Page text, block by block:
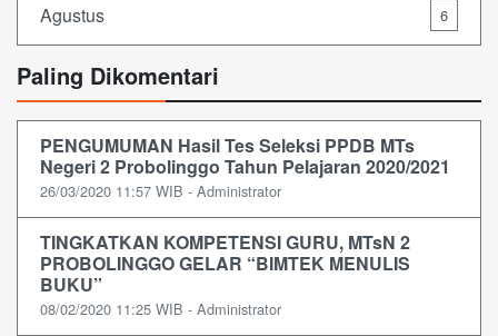
Agustus 6
Paling Dikomentari
PENGUMUMAN Hasil Tes Seleksi PPDB MTs
Negeri 2 Probolinggo Tahun Pelajaran 2020/2021
26/03/2020 11:57 WIB - Administrator
TINGKATKAN KOMPETENSI GURU, MTsN 2
PROBOLINGGO GELAR “BIMTEK MENULIS
BUKU”
08/02/2020 11:25 WIB - Administrator